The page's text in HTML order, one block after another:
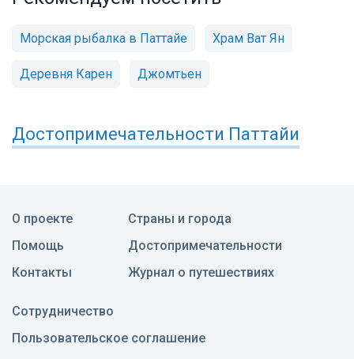
Морская рыбалка в Паттайе Храм Ват Ян
Деревня Карен Джомтьен
Достопримечательности Паттайи
О проекте
Помощь
Контакты
Страны и города
Достопримечательности
Журнал о путешествиях
Сотрудничество
Пользовательское соглашение